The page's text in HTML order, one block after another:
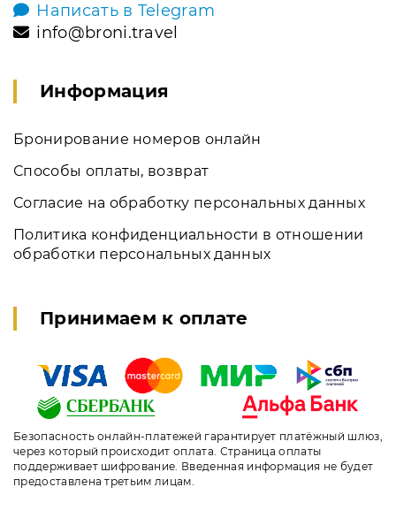
Написать в Telegram
info@broni.travel
Информация
Бронирование номеров онлайн
Способы оплаты, возврат
Согласие на обработку персональных данных
Политика конфиденциальности в отношении
обработки персональных данных
Принимаем к оплате
Безопасность онлайн-платежей гарантирует платёжный шлюз,
через который происходит оплата. Страница оплаты
поддерживает шифрование. Введенная информация не будет
предоставлена третьим лицам.